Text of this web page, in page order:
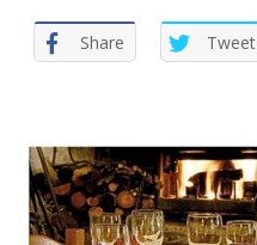
Share Tweet
C